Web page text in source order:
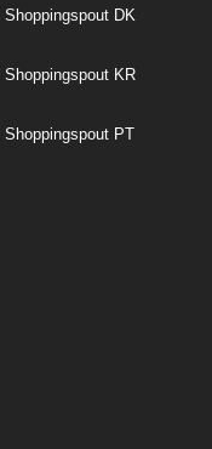
Shoppingspout DK
Shoppingspout KR
Shoppingspout PT